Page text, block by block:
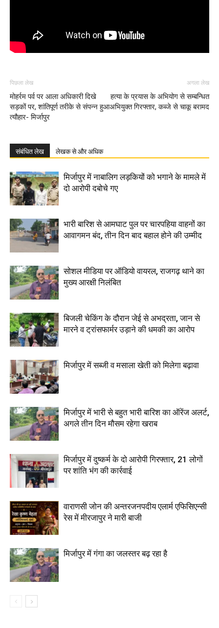
पिछला लेख
मोहर्रम पर्व पर आला अधिकारी दिखे
सड़कों पर, शांतिपूर्ण तरीके से संपन्न हुआ
त्यौहार- मिर्जापुर
अगला लेख
हत्या के प्रयास के अभियोग से सम्बन्धित
अभियुक्त गिरफ्तार, कब्जे से चाकू बरामद
संबंधित लेख लेखक से और अधिक
मिर्जापुर में नाबालिग लड़कियों को भगाने के मामले में
दो आरोपी दबोचे गए
भारी बारिश से आमघाट पुल पर चारपहिया वाहनों का
आवागमन बंद, तीन दिन बाद बहाल होने की उम्मीद
सोशल मीडिया पर ऑडियो वायरल, राजगढ़ थाने का
मुख्य आरक्षी निलंबित
बिजली चेकिंग के दौरान जेई से अभद्रता, जान से
मारने व ट्रांसफार्मर उड़ाने की धमकी का आरोप
मिर्जापुर में सब्जी व मसाला खेती को मिलेगा बढ़ावा
मिर्जापुर में भारी से बहुत भारी बारिश का ऑरेंज अलर्ट,
अगले तीन दिन मौसम रहेगा खराब
मिर्जापुर में दुष्कर्म के दो आरोपी गिरफ्तार, 21 लोगों
पर शांति भंग की कार्रवाई
वाराणसी जोन की अन्तरजनपदीय एलार्म एफिसिएन्सी
रेस में मीरजापुर ने मारी बाजी
मिर्जापुर में गंगा का जलस्तर बढ़ रहा है